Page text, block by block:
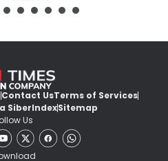
Contact UsTerms of Services
SiberIndexSitemap
Us